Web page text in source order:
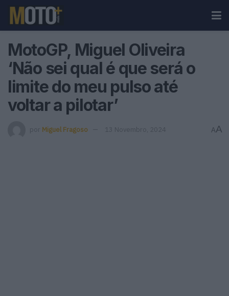
MotoGP, Miguel Oliveira
‘Não sei qual é que será o
limite do meu pulso até
voltar a pilotar’
por Miguel Fragoso 13 Novembro, 2024 AA